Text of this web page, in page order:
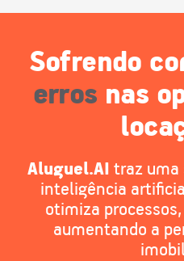
Sofrendo
erros nas
Aluguel.AI traz uma
inteligência
otimiza
aumentando a